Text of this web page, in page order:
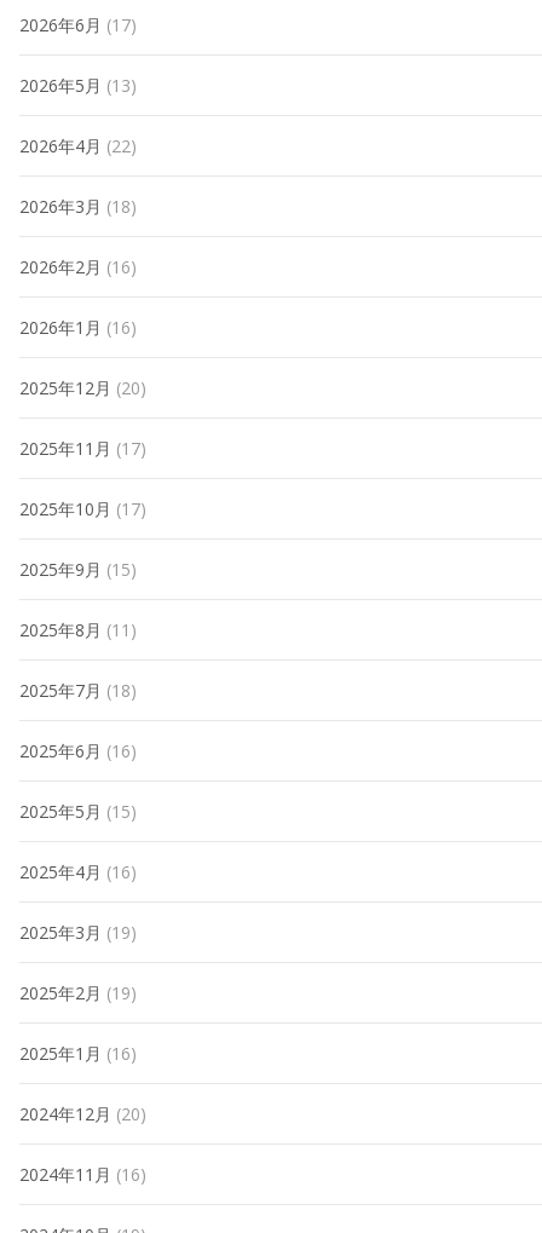
2026年6月 (17)
2026年5月 (13)
2026年4月 (22)
2026年3月 (18)
2026年2月 (16)
2026年1月 (16)
2025年12月 (20)
2025年11月 (17)
2025年10月 (17)
2025年9月 (15)
2025年8月 (11)
2025年7月 (18)
2025年6月 (16)
2025年5月 (15)
2025年4月 (16)
2025年3月 (19)
2025年2月 (19)
2025年1月 (16)
2024年12月 (20)
2024年11月 (16)